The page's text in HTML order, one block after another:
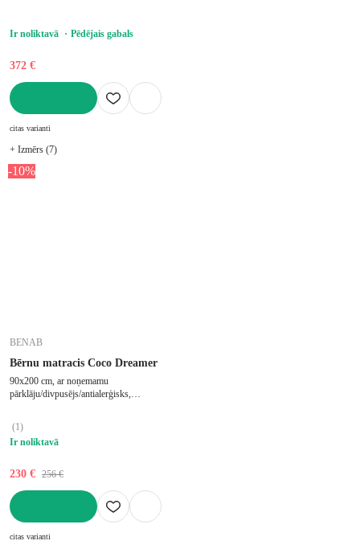
Ir noliktavā Pēdējais gabals
372 €
citas varianti
+ Izmērs (7)
-10%
BENAB
Bērnu matracis Coco Dreamer
90x200 cm, ar noņemamu
pārklāju/divpusējs/antialerģisks,
(1)
Ir noliktavā
230 € 256 €
citas varianti